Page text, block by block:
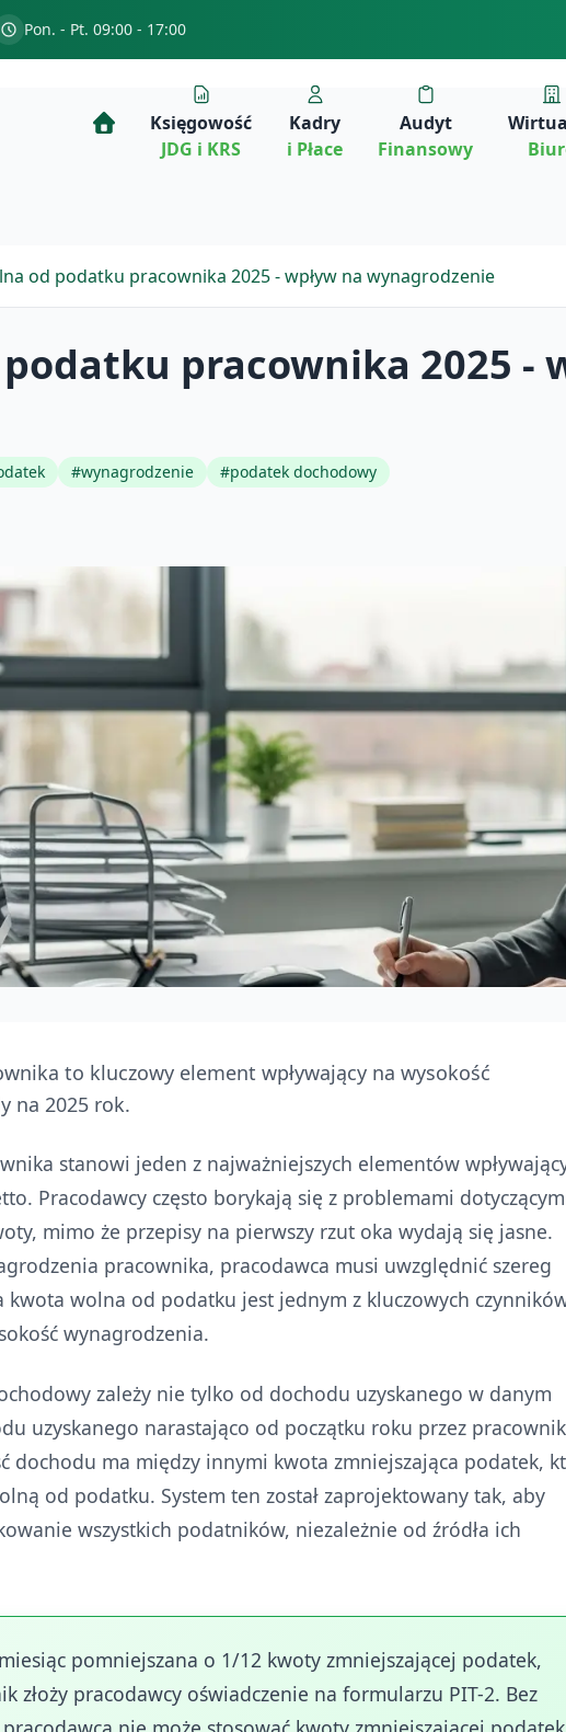
Pon. - Pt. 09:00 - 17:00
Księgowość
JDG i KRS
Kadry
i Płace
Audyt
Finansowy
od podatku pracownika 2025 - wpływ na wynagrodzenie
pracownika 2025 -
#wynagrodzenie #podatek dochodowy
to kluczowy element wpływający na wysokość
na 2025 rok.
stanowi jeden z najważniejszych elementów
Pracodawcy często borykają się z problemami
mimo że przepisy na pierwszy rzut oka wydają się jasne.
pracownika, pracodawca musi uwzględnić szereg
wolna od podatku jest jednym z kluczowych
wynagrodzenia.
zależy nie tylko od dochodu uzyskanego w danym
uzyskanego narastająco od początku roku przez
dochodu ma między innymi kwota zmniejszająca podatek,
od podatku. System ten został zaprojektowany tak, aby
wszystkich podatników, niezależnie od źródła ich
pomniejszana o 1/12 kwoty zmniejszającej podatek,
złoży pracodawcy oświadczenie na formularzu PIT-2. Bez